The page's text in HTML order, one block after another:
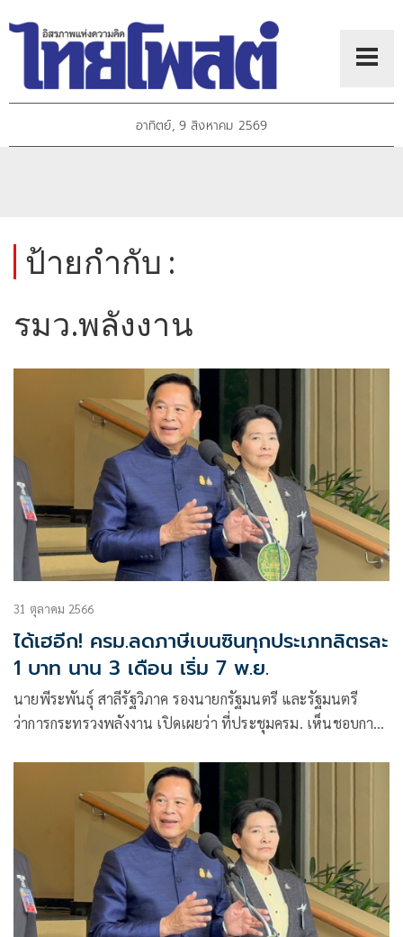
อาทิตย์, 9 สิงหาคม 2569
ป้ายกำกับ :
รมว.พลังงาน
31 ตุลาคม 2566
ได้เฮอีก! ครม.ลดภาษีเบนซินทุกประเภทลิตรละ
1 บาท นาน 3 เดือน เริ่ม 7 พ.ย.
นายพีระพันธุ์ สาลีรัฐวิภาค รองนายกรัฐมนตรี และรัฐมนตรี
ว่าการกระทรวงพลังงาน เปิดเผยว่า ที่ประชุมครม. เห็นชอบการ